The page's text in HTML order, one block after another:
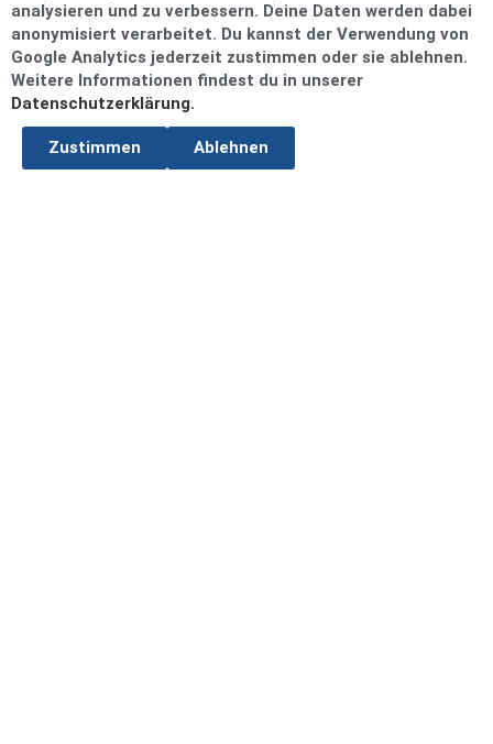
analysieren und zu verbessern. Deine Daten werden dabei
anonymisiert verarbeitet. Du kannst der Verwendung von
Google Analytics jederzeit zustimmen oder sie ablehnen.
Weitere Informationen findest du in unserer
Datenschutzerklärung.
Zustimmen Ablehnen